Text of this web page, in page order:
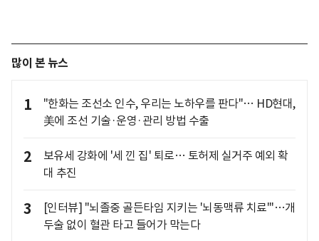
많이 본 뉴스
1
"한화는 조선소 인수, 우리는 노하우를 판다"… HD현대,
美에 조선 기술·운영·관리 방법 수출
2
보유세 강화에 '세 낀 집' 퇴로… 토허제 실거주 예외 확
대 추진
3
[인터뷰] "뇌졸중 골든타임 지키는 '뇌동맥류 치료'"…개
두술 없이 혈관 타고 들어가 막는다